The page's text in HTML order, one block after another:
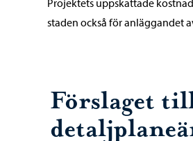
Projektets uppskattade
staden också för anläggandet
Förslaget